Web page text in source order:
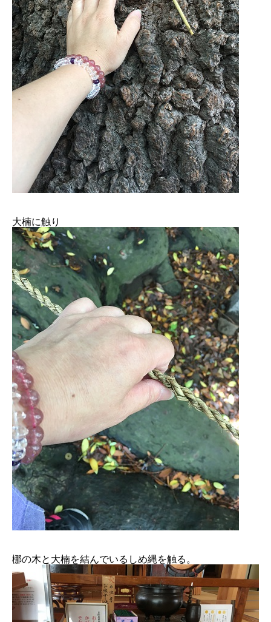
大楠に触り
梛の木と大楠を結んでいるしめ縄を触る。